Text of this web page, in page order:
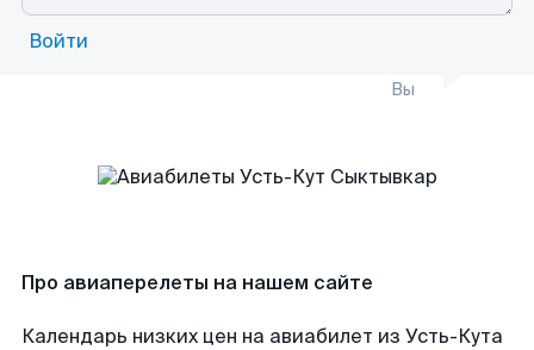
Войти
Вы
Про авиаперелеты на нашем сайте
Календарь низких цен на авиабилет из Усть-Кута